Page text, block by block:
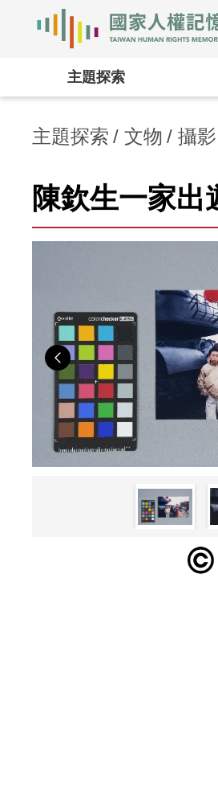
主題探索
主題探索 文物 攝影
陳欽生一家出
Previous